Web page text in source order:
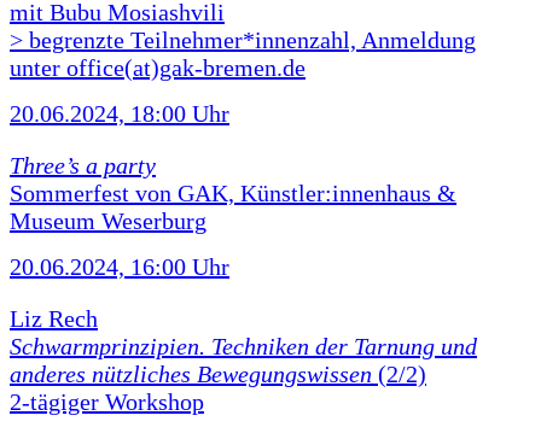
mit Bubu Mosiashvili
> begrenzte Teilnehmer*innenzahl, Anmeldung
unter office(at)gak-bremen.de
20.06.2024, 18:00 Uhr
Three’s a party
Sommerfest von GAK, Künstler:innenhaus &
Museum Weserburg
20.06.2024, 16:00 Uhr
Liz Rech
Schwarmprinzipien. Techniken der Tarnung und
anderes nützliches Bewegungswissen (2/2)
2-tägiger Workshop